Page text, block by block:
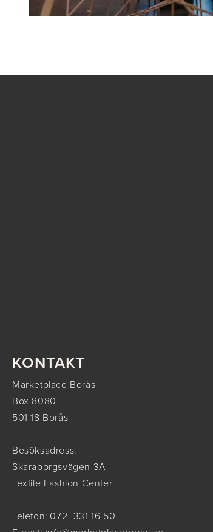
KONTAKT
Marketplace Borås
Box 8080
501 18 Borås
Besöksadress:
Skaraborgsvägen 3A
Textile Fashion Center
Telefon: 072–331 16 50